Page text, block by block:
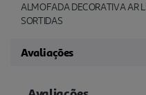
ALMOFADA DECORATIVA AR
SORTIDAS
Avaliações